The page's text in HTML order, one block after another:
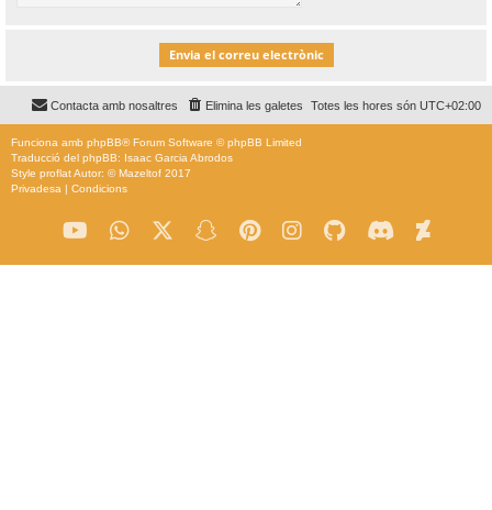
Totes les hores són UTC+02:00
Elimina les galetes
Contacta amb nosaltres
Funciona amb phpBB® Forum Software © phpBB Limited
Traducció del phpBB: Isaac Garcia Abrodos
Style proflatAutor: ©Mazeltof 2017
Privadesa | Condicions